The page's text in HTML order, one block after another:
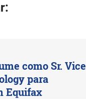
como Sr. Vice
para
Equifax